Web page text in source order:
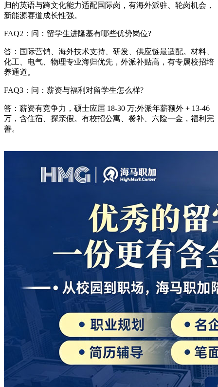
归的英语与跨文化能力适配国际岗，有海外派驻、轮岗机会，
新能源赛道成长性强。
FAQ2：问：留学生进隆基有哪些优势岗位?
答：国际营销、海外技术支持、研发、供应链最适配。材料、
化工、电气、物理专业海归优先，外派补贴高，有专属校招培
养通道。
FAQ3：问：薪资与福利对留学生怎么样?
答：薪资有竞争力，硕士应届 18-30 万;外派年薪额外 + 13-46
万，含住宿、探亲假。有校招公寓、餐补、六险一金，福利完
善。